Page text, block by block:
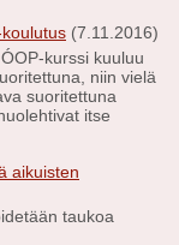
(7.11.2016)
kurssi kuuluu
niin vielä
suoritettuna
itse
aikuisten
taukoa